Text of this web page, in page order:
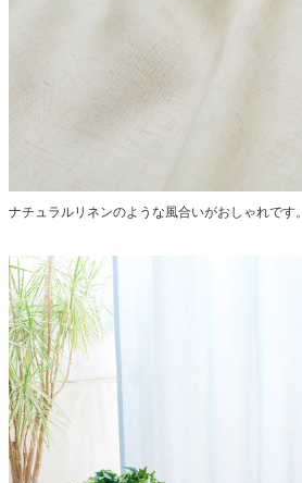
ナチュラルリネンのような風合いがおしゃれです。